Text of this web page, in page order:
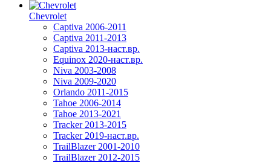
Chevrolet
Captiva 2006-2011
Captiva 2011-2013
Captiva 2013-наст.вр.
Equinox 2020-наст.вр.
Niva 2003-2008
Niva 2009-2020
Orlando 2011-2015
Tahoe 2006-2014
Tahoe 2013-2021
Tracker 2013-2015
Tracker 2019-наст.вр.
TrailBlazer 2001-2010
TrailBlazer 2012-2015